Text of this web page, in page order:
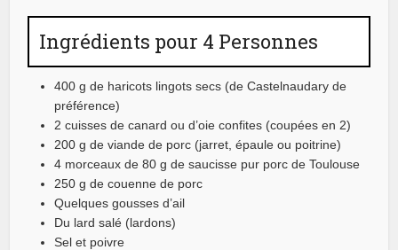
Ingrédients pour 4 Personnes
400 g de haricots lingots secs (de Castelnaudary de
préférence)
2 cuisses de canard ou d’oie confites (coupées en 2)
200 g de viande de porc (jarret, épaule ou poitrine)
4 morceaux de 80 g de saucisse pur porc de Toulouse
250 g de couenne de porc
Quelques gousses d’ail
Du lard salé (lardons)
Sel et poivre